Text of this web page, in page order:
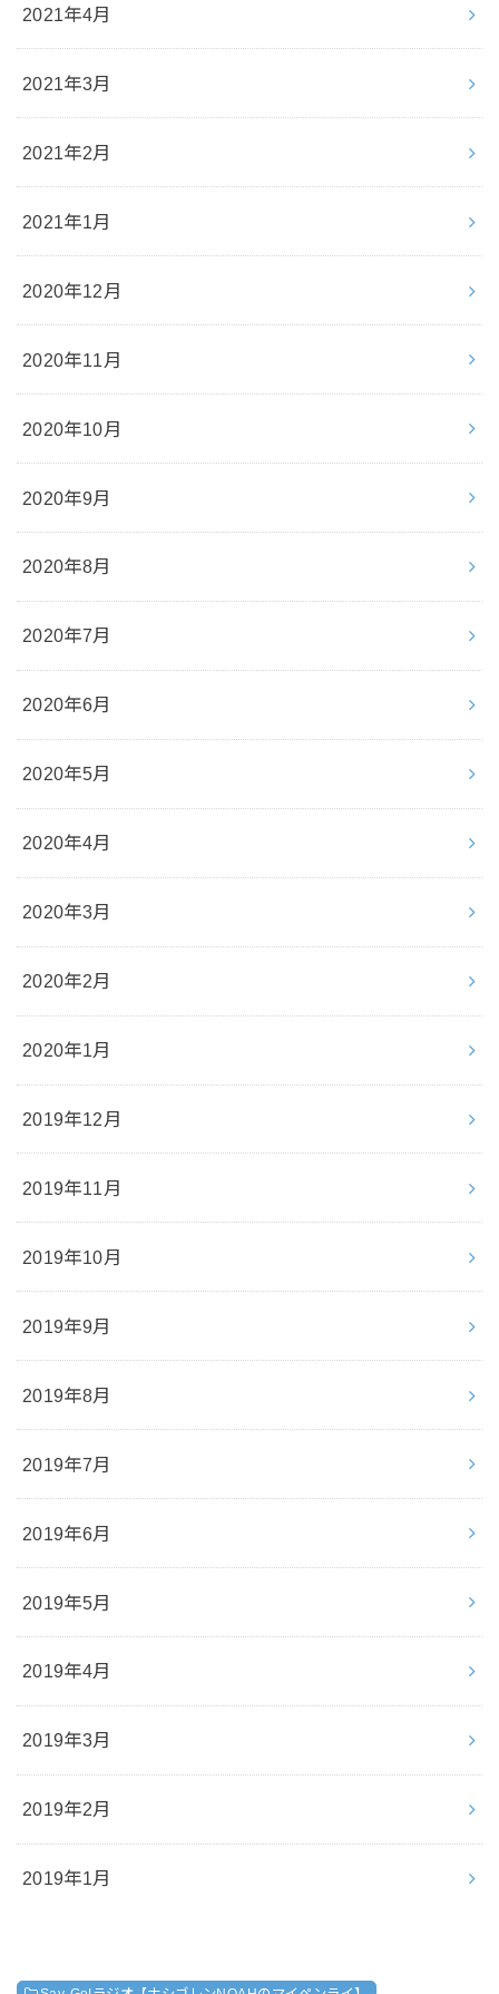
2021年4月
2021年3月
2021年2月
2021年1月
2020年12月
2020年11月
2020年10月
2020年9月
2020年8月
2020年7月
2020年6月
2020年5月
2020年4月
2020年3月
2020年2月
2020年1月
2019年12月
2019年11月
2019年10月
2019年9月
2019年8月
2019年7月
2019年6月
2019年5月
2019年4月
2019年3月
2019年2月
2019年1月